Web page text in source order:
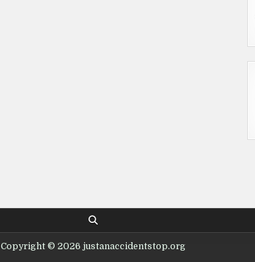
Copyright © 2026 justanaccidentstop.org